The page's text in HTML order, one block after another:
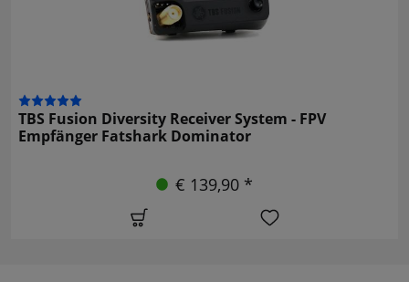
TBS Fusion Diversity Receiver System - FPV
Empfänger Fatshark Dominator
€ 139,90 *